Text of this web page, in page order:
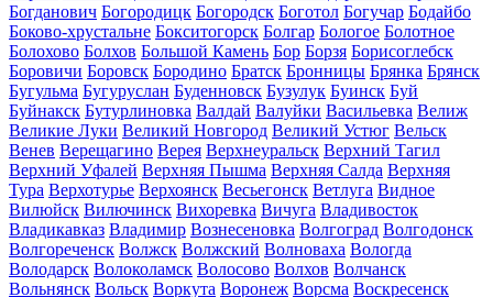
Богданович Богородицк Богородск Боготол Богучар Бодайбо
Боково-хрустальне Бокситогорск Болгар Бологое Болотное
Болохово Болхов Большой Камень Бор Борзя Борисоглебск
Боровичи Боровск Бородино Братск Бронницы Брянка Брянск
Бугульма Бугуруслан Буденновск Бузулук Буинск Буй
Буйнакск Бутурлиновка Валдай Валуйки Васильевка Велиж
Великие Луки Великий Новгород Великий Устюг Вельск
Венев Верещагино Верея Верхнеуральск Верхний Тагил
Верхний Уфалей Верхняя Пышма Верхняя Салда Верхняя
Тура Верхотурье Верхоянск Весьегонск Ветлуга Видное
Вилюйск Вилючинск Вихоревка Вичуга Владивосток
Владикавказ Владимир Вознесеновка Волгоград Волгодонск
Волгореченск Волжск Волжский Волноваха Вологда
Володарск Волоколамск Волосово Волхов Волчанск
Вольнянск Вольск Воркута Воронеж Ворсма Воскресенск